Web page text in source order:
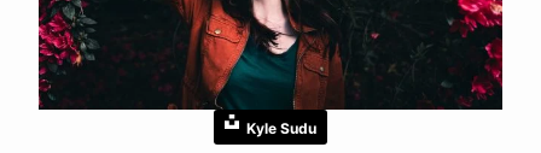
Kyle Sudu